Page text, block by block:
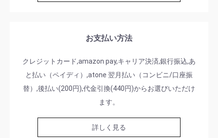
お支払い方法
クレジットカード,amazon pay,キャリア決済,銀行振込,あ
と払い（ペイディ）,atone 翌月払い（コンビニ/口座振
替）,後払い(200円),代金引換(440円)からお選びいただけ
ます。
詳しく見る